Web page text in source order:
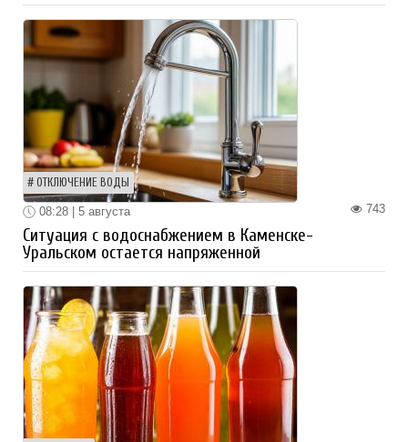
ОТКЛЮЧЕНИЕ ВОДЫ
743
08:28 | 5 августа
Ситуация с водоснабжением в Каменске-
Уральском остается напряженной